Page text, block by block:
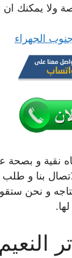
ولا يمكنك
الجهراء
نقية و بصحة
بنا و طلب
و نحن
النعيم